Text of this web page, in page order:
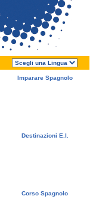
Imparare Spagnolo
Destinazioni E.I.
Corso Spagnolo